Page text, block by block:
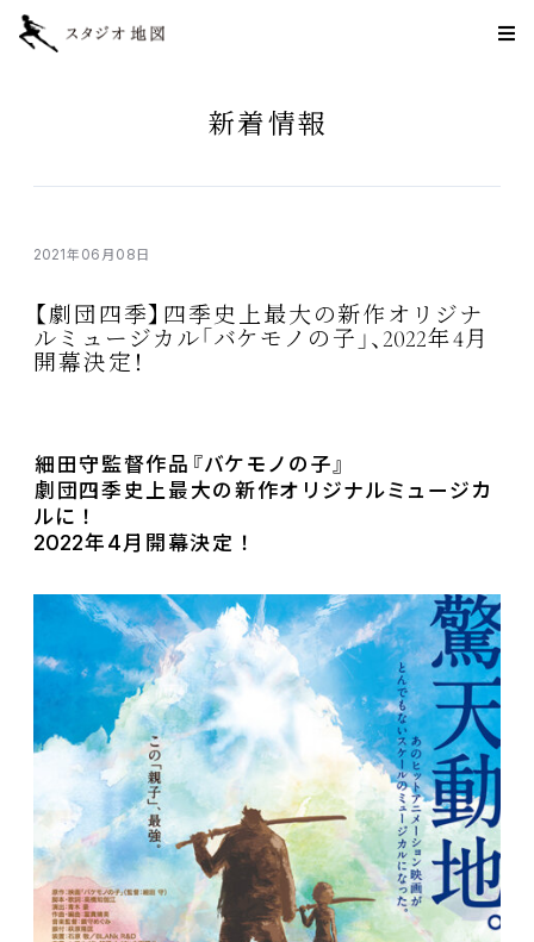
新着情報
2021年 06 月 08 日
【 劇団四季】 四季史上最大 の新作 オリジナ
ルミュージカル「バケモノの 子 」、2022年4月
開幕決定 ！
細田守監督作品 『バケモノの 子 』
劇団四季史上最大の 新作オリジナルミュージカ
ルに！
2022年 4月開幕決定 ！